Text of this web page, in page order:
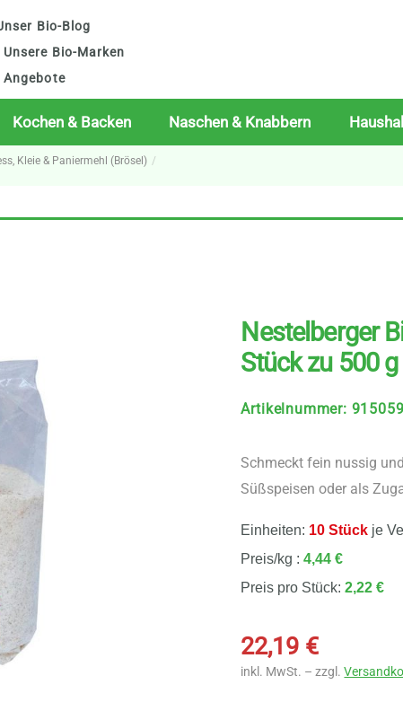
Bio-Blog
Unsere Bio-Marken
Angebote
Kochen & Backen Naschen & Knabbern
Kleie & Paniermehl (Brösel)
Nestelberger
Stück zu 500 g
Artikelnummer:
Schmeckt fein nussig
Süßspeisen oder als
Einheiten: 10 Stück je
Preis/kg :4,44 €
Preis pro Stück:2,22 €
22,19 €
inkl. MwSt. – zzgl.